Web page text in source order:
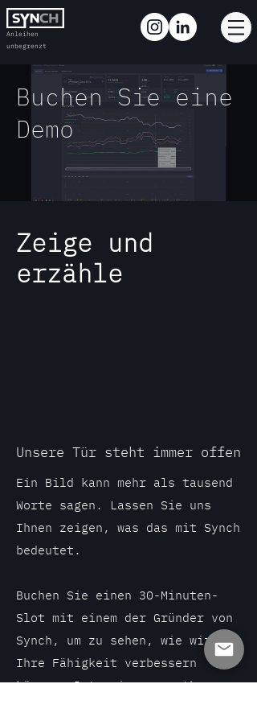
Anleihen
unbegrenzt
Buchen Sie eine
Demo
Zeige und
erzähle
Unsere Tür steht immer offen
Ein Bild kann mehr als tausend
Worte sagen. Lassen Sie uns
Ihnen zeigen, was das mit Synch
bedeutet.
Buchen Sie einen 30-Minuten-
Slot mit einem der Gründer von
Synch, um zu sehen, wie wir
Ihre Fähigkeit verbessern
können, Daten in verwertbare